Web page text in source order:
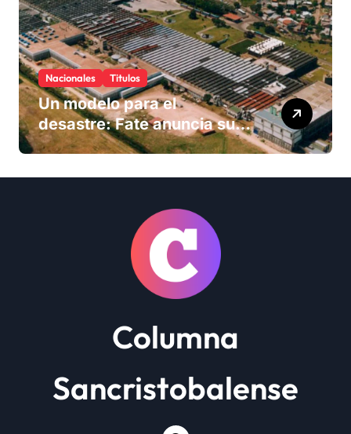
Nacionales Titulos
Un modelo para el
desastre: Fate anuncia su
cierre definitivo y despide a
Columna
Sancristobalense